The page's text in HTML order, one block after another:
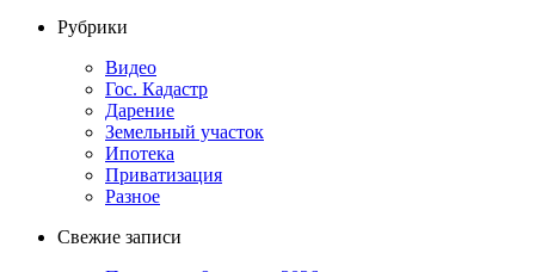
Рубрики
Видео
Гос. Кадастр
Дарение
Земельный участок
Ипотека
Приватизация
Разное
Свежие записи